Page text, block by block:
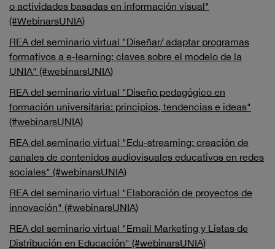
o actividades basadas en información visual"
(#WebinarsUNIA)
REA del seminario virtual "Diseñar/ adaptar programas
formativos a e-learning: claves sobre el modelo de la
UNIA" (#webinarsUNIA)
REA del seminario virtual "Diseño pedagógico en
formación universitaria: principios, tendencias e ideas"
(#webinarsUNIA)
REA del seminario virtual "Edu-streaming: creación de
canales de contenidos audiovisuales educativos en redes
sociales" (#webinarsUNIA)
REA del seminario virtual "Elaboración de proyectos de
innovación" (#webinarsUNIA)
REA del seminario virtual "Email Marketing y Listas de
Distribución en Educación" (#webinarsUNIA)